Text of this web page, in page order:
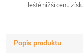
Ještě nižší cenu
Popis produktu